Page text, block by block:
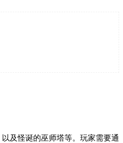
及怪诞的巫师塔等。玩家需要通